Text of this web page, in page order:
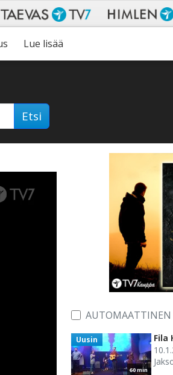
Lue lisää
Etsi
AUTOMAATTINEN
60 min
Uusin Fila